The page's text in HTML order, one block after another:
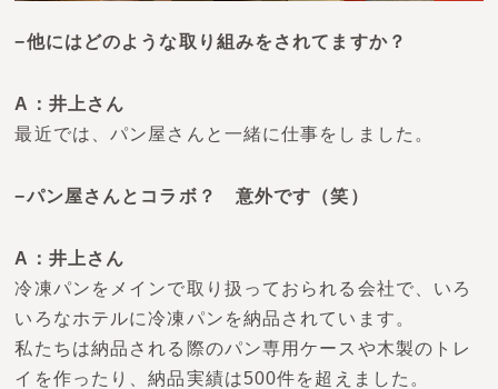
−他にはどのような取り組みをされてますか？
A：井上さん
最近では、パン屋さんと一緒に仕事をしました。
−パン屋さんとコラボ？ 意外です（笑）
A：井上さん
冷凍パンをメインで取り扱っておられる会社で、いろ
いろなホテルに冷凍パンを納品されています。
私たちは納品される際のパン専用ケースや木製のトレ
イを作ったり、納品実績は500件を超えました。